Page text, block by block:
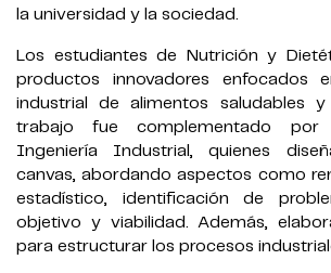
la universidad y la sociedad.
Los estudiantes de Nutrición y
productos innovadores enfocados
industrial de alimentos saludables y
trabajo fue complementado por
Ingeniería Industrial, quienes
canvas, abordando aspectos como
estadístico, identificación de
objetivo y viabilidad. Además,
para estructurar los procesos